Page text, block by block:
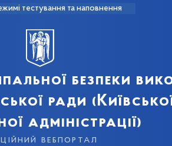
тестування та наповнення
безпеки
ради
адміністрації)
вебпортал